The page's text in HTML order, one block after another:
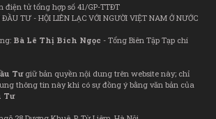
điện tử tổng hợp số 41/GP-TTĐT
TƯ - HỘI LIÊN LẠC VỚI NGƯỜI VIỆT NAM Ở NƯỚC
Bà Lê Thị Bích Ngọc - Tổng Biên Tập Tạp chí
Tưgiữ bản quyền nội dung trên website này; chỉ
thông tin này khi có sự đồng ý bằng văn bản của
Tư